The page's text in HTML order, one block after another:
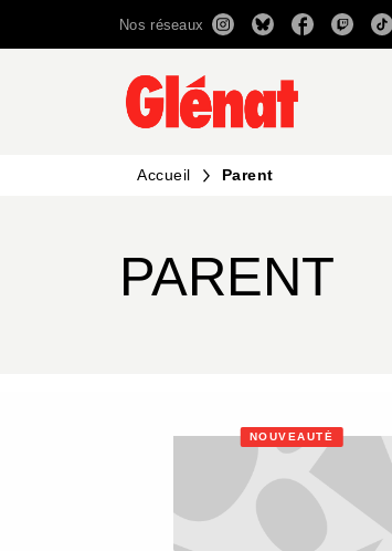
RECHERCHE
Nos réseaux
Accueil Parent
PARENT
NOUVEAUTÉ